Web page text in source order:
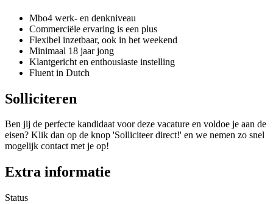
Mbo4 werk- en denkniveau
Commerciële ervaring is een plus
Flexibel inzetbaar, ook in het weekend
Minimaal 18 jaar jong
Klantgericht en enthousiaste instelling
Fluent in Dutch
Solliciteren
Ben jij de perfecte kandidaat voor deze vacature en voldoe je aan de
eisen? Klik dan op de knop 'Solliciteer direct!' en we nemen zo snel
mogelijk contact met je op!
Extra informatie
Status